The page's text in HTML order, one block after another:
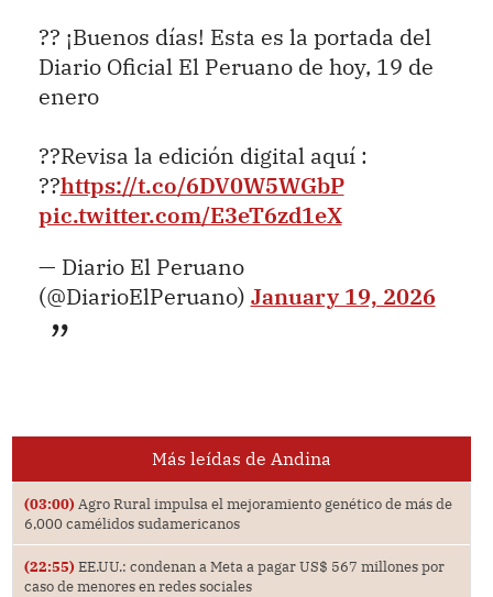
?? ¡Buenos días! Esta es la portada del
Diario Oficial El Peruano de hoy, 19 de
enero
??Revisa la edición digital aquí :
??https://t.co/6DV0W5WGbP
pic.twitter.com/E3eT6zd1eX
— Diario El Peruano
(@DiarioElPeruano) January 19, 2026
Más leídas de Andina
(03:00) Agro Rural impulsa el mejoramiento genético de más de
6,000 camélidos sudamericanos
(22:55) EE.UU.: condenan a Meta a pagar US$ 567 millones por
caso de menores en redes sociales